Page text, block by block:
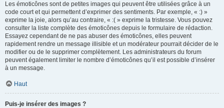
Les émoticônes sont de petites images qui peuvent être utilisées grâce à un
code court et qui permettent d’exprimer des sentiments. Par exemple, « :) »
exprime la joie, alors qu’au contraire, « :( » exprime la tristesse. Vous pouvez
consulter la liste complète des émoticônes depuis le formulaire de rédaction.
Essayez cependant de ne pas abuser des émoticônes, elles peuvent
rapidement rendre un message illisible et un modérateur pourrait décider de le
modifier ou de le supprimer complètement. Les administrateurs du forum
peuvent également limiter le nombre d’émoticônes qu’il est possible d’insérer
à un message.
Haut
Puis-je insérer des images ?